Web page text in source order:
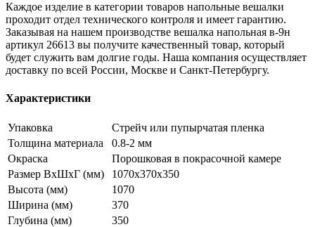
Каждое изделие в категории товаров напольные вешалки
проходит отдел технического контроля и имеет гарантию.
Заказывая на нашем производстве вешалка напольная в-9н
артикул 26613 вы получите качественный товар, который
будет служить вам долгие годы. Наша компания осуществляет
доставку по всей России, Москве и Санкт-Петербургу.
Характеристики
Упаковка
Стрейч или пупырчатая пленка
Толщина материала
0.8-2 мм
Окраска
Порошковая в покрасочной камере
Размер ВхШхГ (мм)
1070x370x350
Высота (мм)
1070
Ширина (мм)
370
Глубина (мм)
350